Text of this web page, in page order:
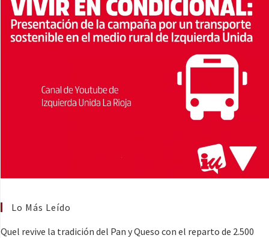
Lo Más Leído
Quel revive la tradición del Pan y Queso con el reparto de 2.500